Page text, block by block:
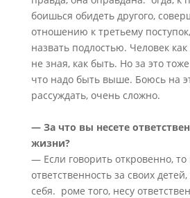
боишься обидеть другого,
отношению к третьему
назвать подлостью. Человек
не зная, как быть. Но за это
что надо быть выше. Боюсь на
рассуждать, очень сложно.
— За что вы несете
жизни?
— Если говорить откровенно, то
ответственность за своих
себя. роме того, несу